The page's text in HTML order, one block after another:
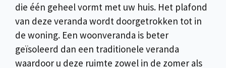
die één geheel vormt met uw huis. Het plafond
van deze veranda wordt doorgetrokken tot in
de woning. Een woonveranda is beter
geïsoleerd dan een traditionele veranda
waardoor u deze ruimte zowel in de zomer als